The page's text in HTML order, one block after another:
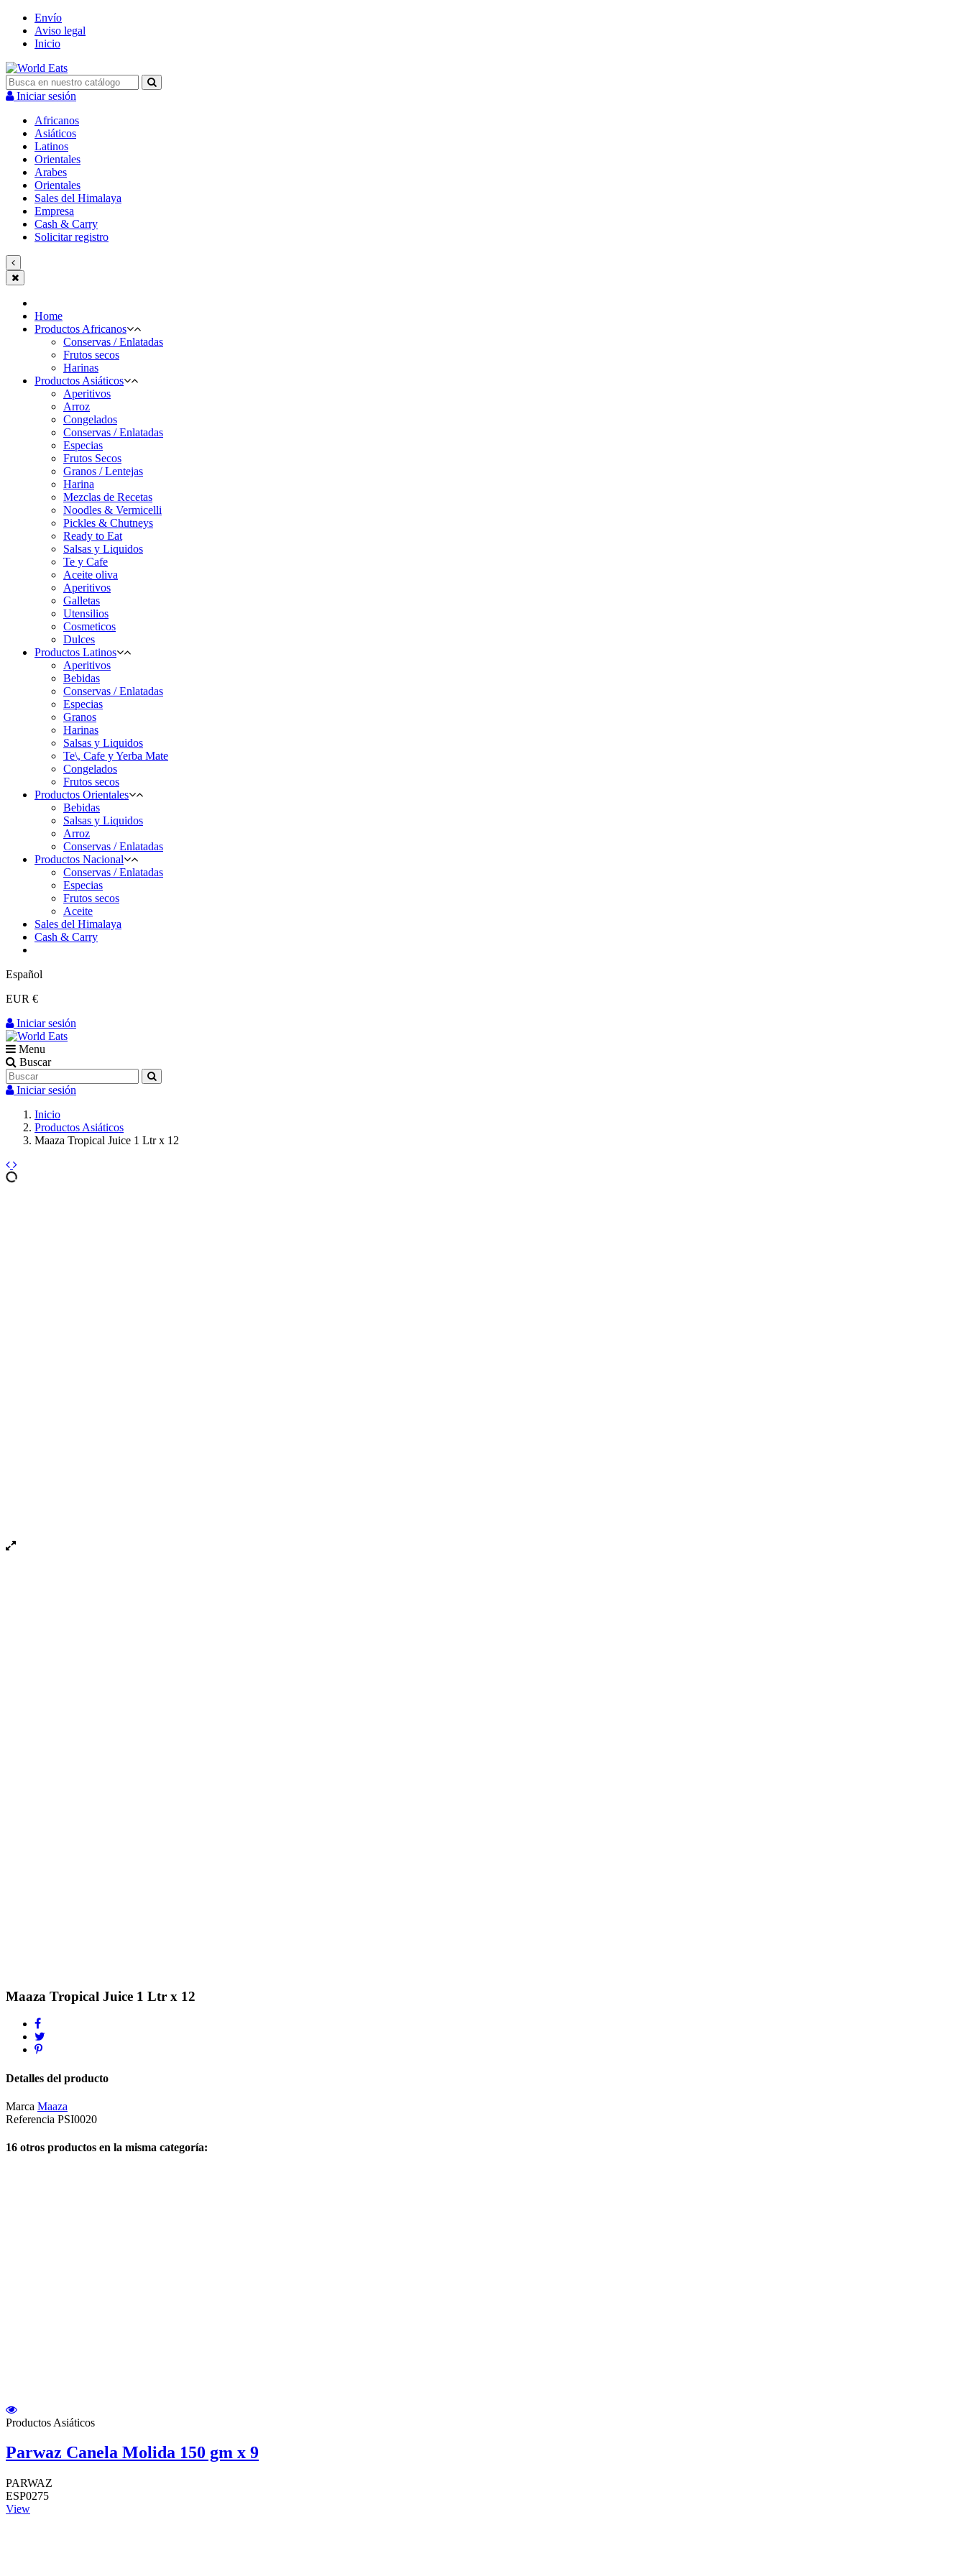
Envío
Aviso legal
Inicio
Iniciar sesión
Africanos
Asiáticos
Latinos
Orientales
Arabes
Orientales
Sales del Himalaya
Empresa
Cash & Carry
Solicitar registro
Home
Productos Africanos
Conservas / Enlatadas
Frutos secos
Harinas
Productos Asiáticos
Aperitivos
Arroz
Congelados
Conservas / Enlatadas
Especias
Frutos Secos
Granos / Lentejas
Harina
Mezclas de Recetas
Noodles & Vermicelli
Pickles & Chutneys
Ready to Eat
Salsas y Liquidos
Te y Cafe
Aceite oliva
Aperitivos
Galletas
Utensilios
Cosmeticos
Dulces
Productos Latinos
Aperitivos
Bebidas
Conservas / Enlatadas
Especias
Granos
Harinas
Salsas y Liquidos
Te\, Cafe y Yerba Mate
Congelados
Frutos secos
Productos Orientales
Bebidas
Salsas y Liquidos
Arroz
Conservas / Enlatadas
Productos Nacional
Conservas / Enlatadas
Especias
Frutos secos
Aceite
Sales del Himalaya
Cash & Carry
Español
EUR €
Iniciar sesión
Menu
Buscar
Iniciar sesión
Inicio
Productos Asiáticos
Maaza Tropical Juice 1 Ltr x 12
Maaza Tropical Juice 1 Ltr x 12
Detalles del producto
Marca Maaza
Referencia PSI0020
16 otros productos en la misma categoría:
Productos Asiáticos
Parwaz Canela Molida 150 gm x 9
PARWAZ
ESP0275
View